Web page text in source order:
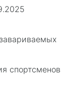
спортсменов